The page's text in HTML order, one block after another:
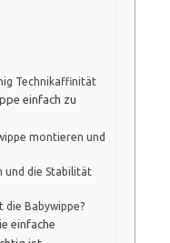
Technikaffinität
einfach zu
montieren und
und die Stabilität
die Babywippe?
einfache